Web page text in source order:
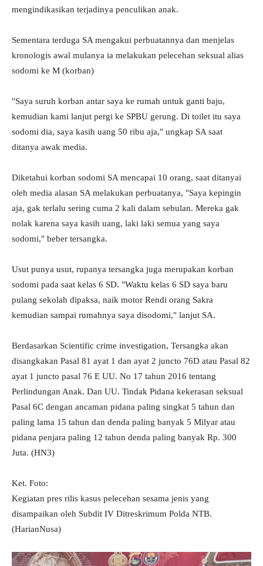
mengindikasikan terjadinya penculikan anak.
Sementara terduga SA mengakui perbuatannya dan menjelas
kronologis awal mulanya ia melakukan pelecehan seksual alias
sodomi ke M (korban)
"Saya suruh korban antar saya ke rumah untuk ganti baju,
kemudian kami lanjut pergi ke SPBU gerung. Di toilet itu saya
sodomi dia, saya kasih uang 50 ribu aja," ungkap SA saat
ditanya awak media.
Diketahui korban sodomi SA mencapai 10 orang, saat ditanyai
oleh media alasan SA melakukan perbuatanya, "Saya kepingin
aja, gak terlalu sering cuma 2 kali dalam sebulan. Mereka gak
nolak karena saya kasih uang, laki laki semua yang saya
sodomi," beber tersangka.
Usut punya usut, rupanya tersangka juga merupakan korban
sodomi pada saat kelas 6 SD. "Waktu kelas 6 SD saya baru
pulang sekolah dipaksa, naik motor Rendi orang Sakra
kemudian sampai rumahnya saya disodomi," lanjut SA.
Berdasarkan Scientific crime investigation, Tersangka akan
disangkakan Pasal 81 ayat 1 dan ayat 2 juncto 76D atau Pasal 82
ayat 1 juncto pasal 76 E UU. No 17 tahun 2016 tentang
Perlindungan Anak. Dan UU. Tindak Pidana kekerasan seksual
Pasal 6C dengan ancaman pidana paling singkat 5 tahun dan
paling lama 15 tahun dan denda paling banyak 5 Milyar atau
pidana penjara paling 12 tahun denda paling banyak Rp. 300
Juta. (HN3)
Ket. Foto:
Kegiatan pres rilis kasus pelecehan sesama jenis yang
disampaikan oleh Subdit IV Ditreskrimum Polda NTB.
(HarianNusa)